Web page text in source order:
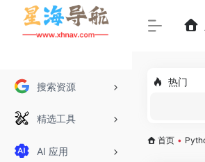
搜索资源
精选工具
AI 应用
热门
首页 •